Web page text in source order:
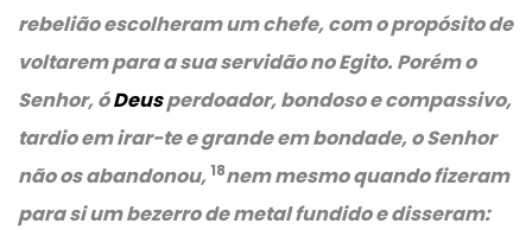
rebelião escolheram um chefe, com o propósito de
voltarem para a sua servidão no Egito. Porém o
Senhor, óDeusperdoador, bondoso e compassivo,
tardio em irar-te e grande em bondade, o Senhor
não os abandonou,18nem mesmo quando fizeram
para si um bezerro de metal fundido e disseram: